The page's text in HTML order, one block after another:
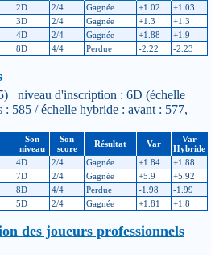
2D 2/4 Gagnée +1.02
+1.03
3D 2/4 Gagnée +1.3
+1.3
4D 2/4 Gagnée +1.88
+1.9
8D 4/4 Perdue -2.22 -2.23
niveau d'inscription : 6D (échelle
: 585 / échelle hybride : avant : 577,
Son
niveau
Son
score
Résultat Var
Var
Hybride
4D 2/4 Gagnée +1.84
+1.88
7D 2/4 Gagnée +5.9
+5.92
8D 4/4 Perdue -1.98
-1.99
5D 2/4 Gagnée +1.81 +1.8
des joueurs professionnels